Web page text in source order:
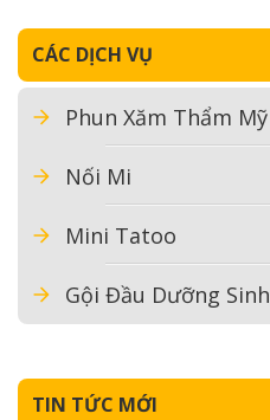
CÁC DỊCH VỤ
Phun Xăm Thẩm Mỹ
Nối Mi
Mini Tatoo
Gội Đầu Dưỡng Sinh
TIN TỨC MỚI